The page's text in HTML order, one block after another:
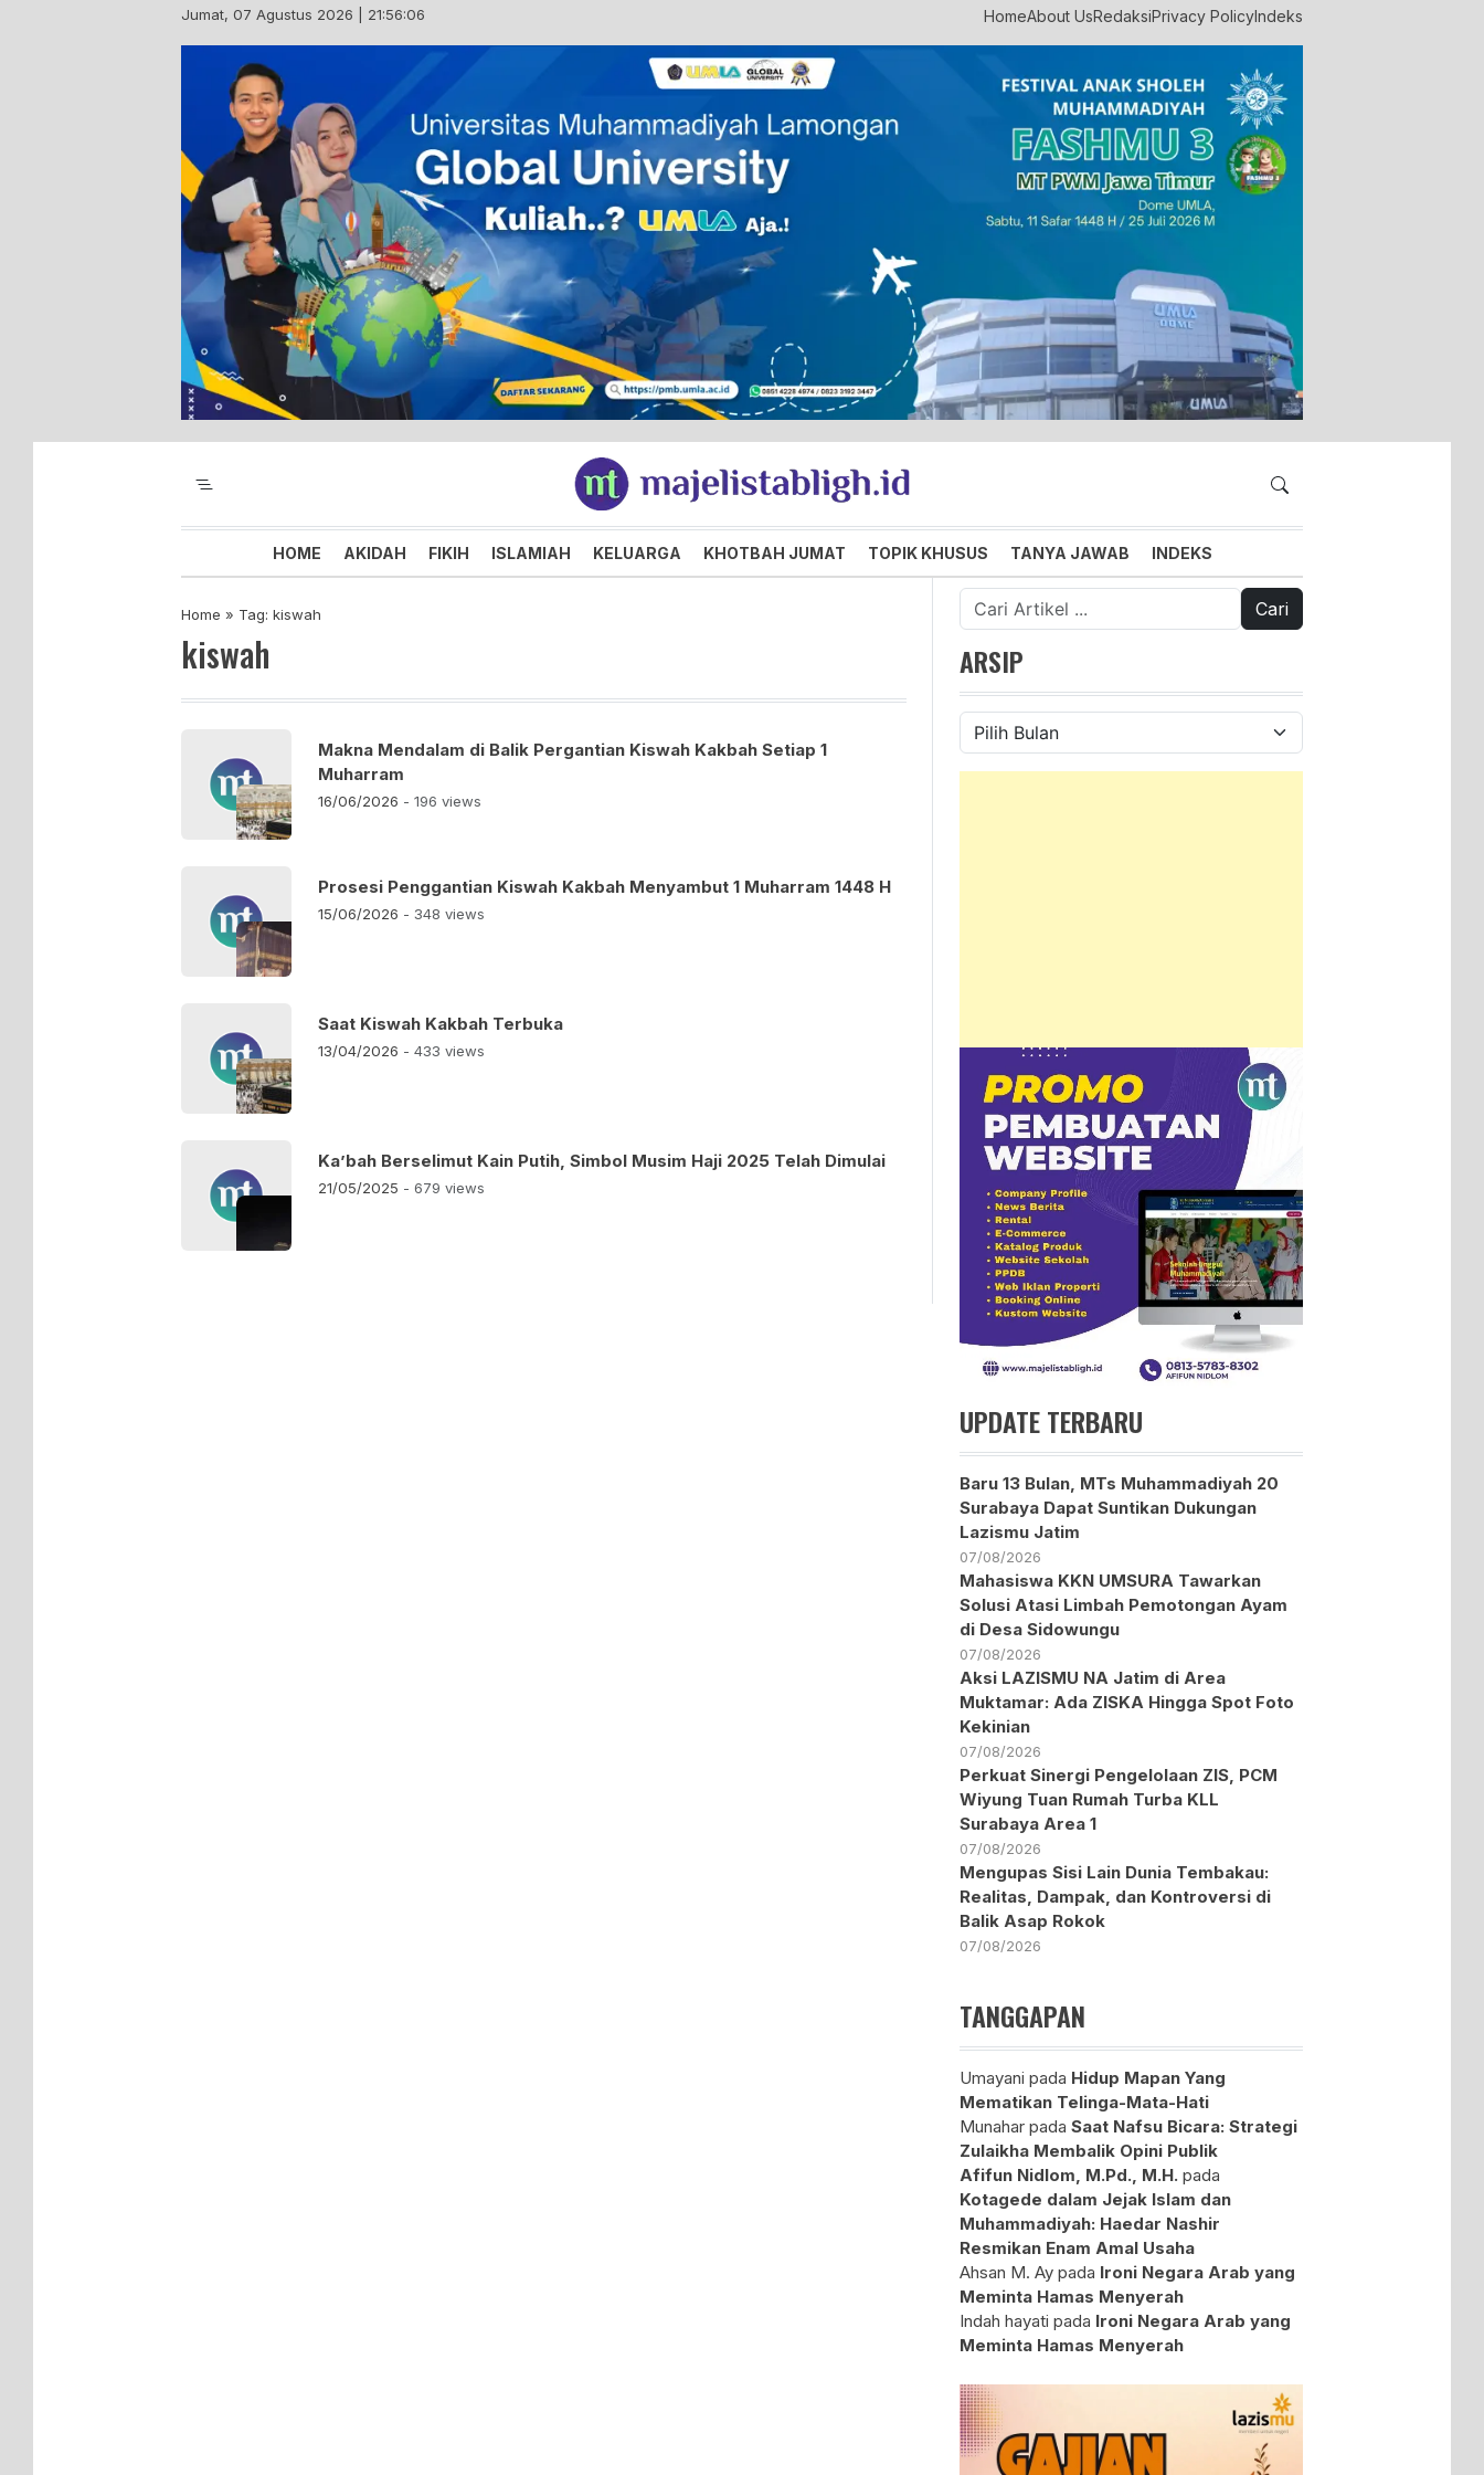
Jumat, 07 Agustus 2026 | 21:56:07 HomeAbout UsRedaksiPrivacy PolicyIndeks
Majelis Tabligh Muhammadiyah
Syiar Dakwah Islam Berkemajuan dan Menggembirakan
HOME AKIDAH FIKIH ISLAMIAH KELUARGA KHOTBAH JUMAT TOPIK KHUSUS TANYA JAWAB INDEKS
Home » Tag: kiswah
kiswah
Makna Mendalam di Balik Pergantian Kiswah Kakbah Setiap 1
Muharram
16/06/2026 - 196 views
Prosesi Penggantian Kiswah Kakbah Menyambut 1 Muharram 1448 H
15/06/2026 - 348 views
Saat Kiswah Kakbah Terbuka
13/04/2026 - 433 views
Ka’bah Berselimut Kain Putih, Simbol Musim Haji 2025 Telah Dimulai
21/05/2025 - 679 views
Cari
untuk:
ARSIP
Arsip
UPDATE TERBARU
Baru 13 Bulan, MTs Muhammadiyah 20
Surabaya Dapat Suntikan Dukungan
Lazismu Jatim
07/08/2026
Mahasiswa KKN UMSURA Tawarkan
Solusi Atasi Limbah Pemotongan Ayam
di Desa Sidowungu
07/08/2026
Aksi LAZISMU NA Jatim di Area
Muktamar: Ada ZISKA Hingga Spot Foto
Kekinian
07/08/2026
Perkuat Sinergi Pengelolaan ZIS, PCM
Wiyung Tuan Rumah Turba KLL
Surabaya Area 1
07/08/2026
Mengupas Sisi Lain Dunia Tembakau:
Realitas, Dampak, dan Kontroversi di
Balik Asap Rokok
07/08/2026
TANGGAPAN
Umayani pada Hidup Mapan Yang
Mematikan Telinga-Mata-Hati
Munahar padaSaat Nafsu Bicara: Strategi
Zulaikha Membalik Opini Publik
Afifun Nidlom, M.Pd., M.H. pada
Kotagede dalam Jejak Islam dan
Muhammadiyah: Haedar Nashir
Resmikan Enam Amal Usaha
Ahsan M. Ay pada Ironi Negara Arab yang
Meminta Hamas Menyerah
Indah hayati pada Ironi Negara Arab yang
Meminta Hamas Menyerah